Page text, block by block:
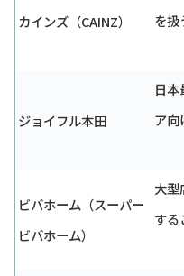
カインズ（CAINZ）
を扱
ジョイフル本田
日
ア向
ビバホーム（スーパー
ビバホーム）
大型
する